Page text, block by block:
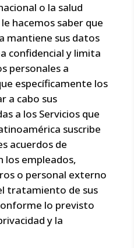
o la salud
hacemos saber que
mantiene sus datos
confidencial y limita
personales a
específicamente los
a cabo sus
a los Servicios que
suscribe
acuerdos de
los empleados,
o personal externo
tratamiento de sus
lo previsto
y la